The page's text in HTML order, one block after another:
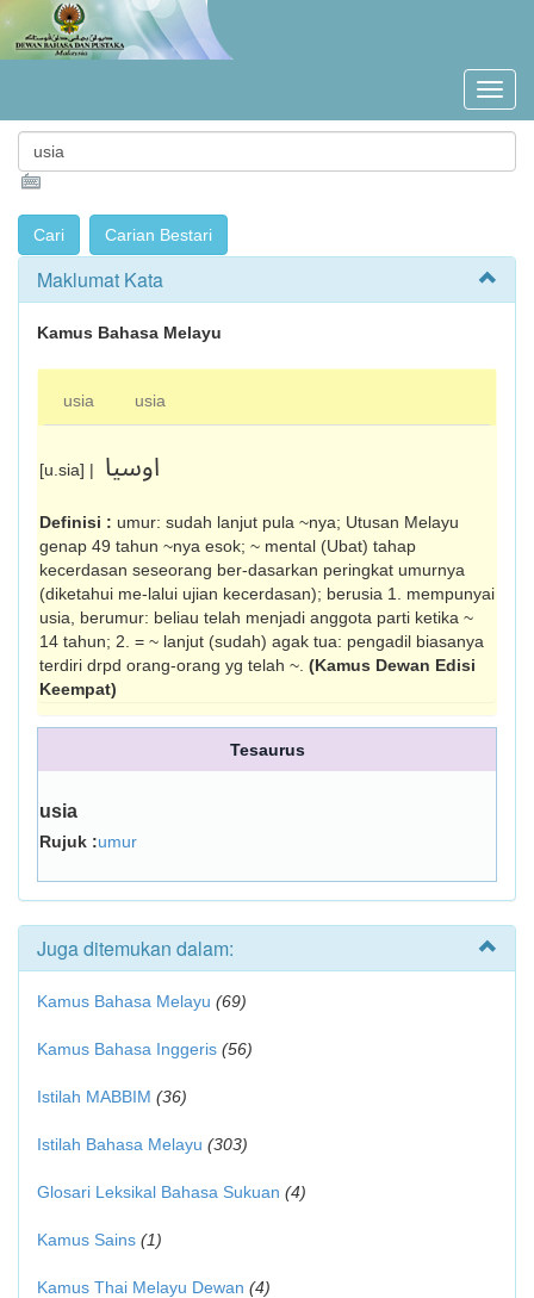
Maklumat Kata
Kamus Bahasa Melayu
usia usia
[u.sia] | اوسيا
Definisi : umur: sudah lanjut pula ~nya; Utusan Melayu
genap 49 tahun ~nya esok; ~ mental (Ubat) tahap
kecerdasan seseorang ber-dasarkan peringkat umurnya
(diketahui me-lalui ujian kecerdasan); berusia 1. mempunyai
usia, berumur: beliau telah menjadi anggota parti ketika ~
14 tahun; 2. = ~ lanjut (sudah) agak tua: pengadil biasanya
terdiri drpd orang-orang yg telah ~. (Kamus Dewan Edisi
Keempat)
Tesaurus
usia
Rujuk :umur
Juga ditemukan dalam:
Kamus Bahasa Melayu (69)
Kamus Bahasa Inggeris (56)
Istilah MABBIM (36)
Istilah Bahasa Melayu (303)
Glosari Leksikal Bahasa Sukuan (4)
Kamus Sains (1)
Kamus Thai Melayu Dewan (4)